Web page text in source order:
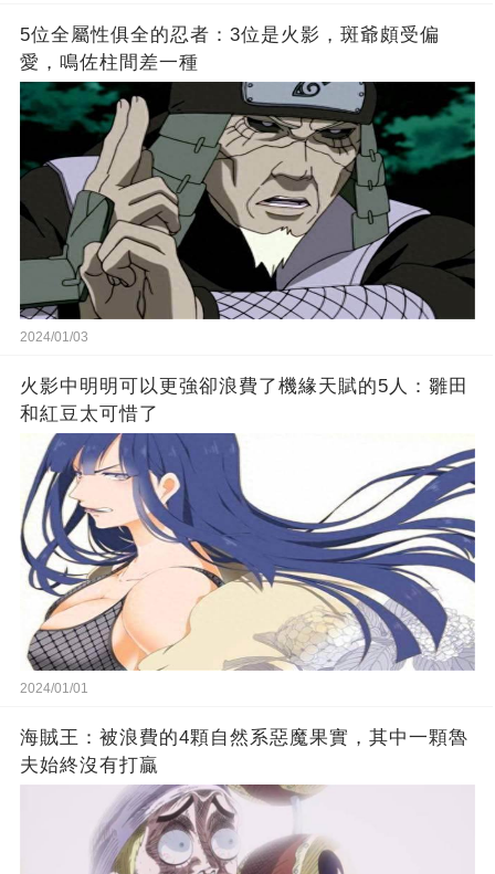
5位全屬性俱全的忍者：3位是火影，斑爺頗受偏
愛，鳴佐柱間差一種
2024/01/03
火影中明明可以更強卻浪費了機緣天賦的5人：雛田
和紅豆太可惜了
2024/01/01
海賊王：被浪費的4顆自然系惡魔果實，其中一顆魯
夫始終沒有打贏